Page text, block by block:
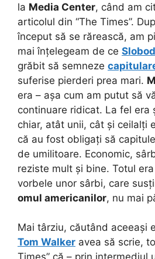
la Media Center, când am
articolul din “The Times”.
început să se rărească, am
mai înțelegeam de ce
grăbit să semneze
suferise pierderi prea mari.
era – așa cum am putut să
continuare ridicat. La fel era
chiar, atât unii, cât și ceilalți
că au fost obligați să
de umilitoare. Economic,
reziste mult și bine. Totul
vorbele unor sârbi, care
omul americanilor, nu mai
Mai târziu, căutând aceeași
Tom Walker avea să scrie,